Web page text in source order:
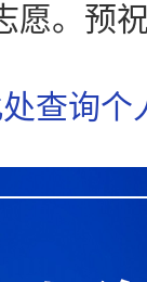
愿。预
查询个